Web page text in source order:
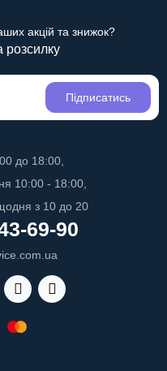
акцій та знижок?
розсилку
Підписатись
до 18:00,
10:00 - 18:00,
з 10 до 20
69-90